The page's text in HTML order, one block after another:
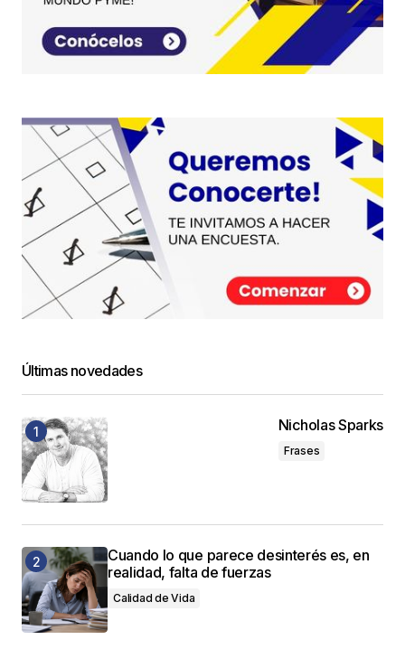
Últimas novedades
Nicholas Sparks
Frases
Cuando lo que parece desinterés es, en
realidad, falta de fuerzas
Calidad de Vida